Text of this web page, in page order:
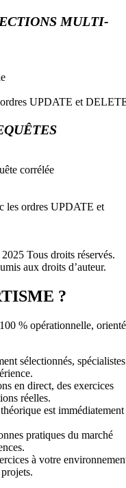
MULTI-
UPDATE et
corrélée
les ordres UPDATE et
Tous droits réservés.
aux droits d’auteur.
?
% opérationnelle,
sélectionnés, spécialistes
en direct, des exercices
réelles.
est immédiatement
pratiques du marché
à votre